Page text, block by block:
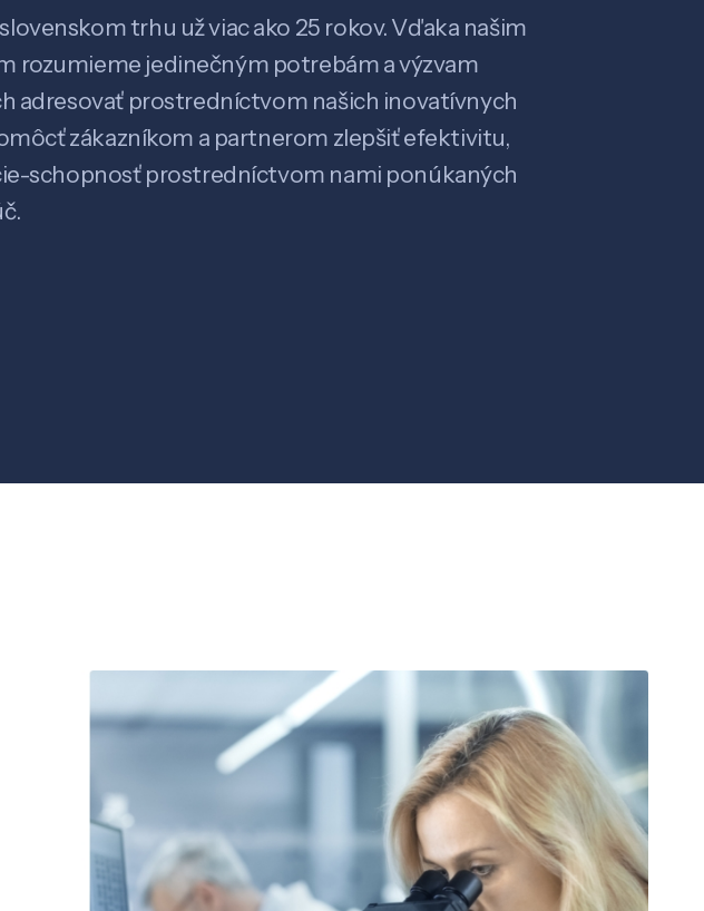
trhu už viac ako 25 rokov. Vďaka našim
rozumieme jedinečným potrebám a výzvam
adresovať prostredníctvom našich inovatívnych
zákazníkom a partnerom zlepšiť efektivitu,
schopnosť prostredníctvom nami ponúkaných